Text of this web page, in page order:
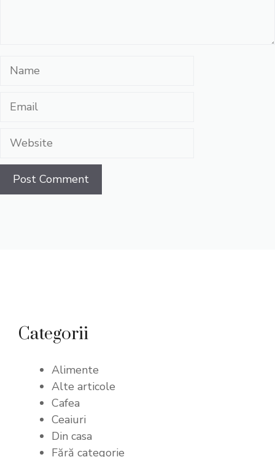
Name
Email
Website
Categorii
Alimente
Alte articole
Cafea
Ceaiuri
Din casa
Fără categorie